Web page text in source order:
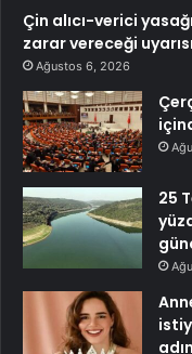
Çin alıcı-verici
zarar vereceği uyarısı
Ağustos 6, 2026
25